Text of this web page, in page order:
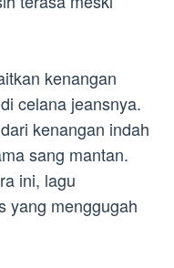
kenangan
celana jeansnya.
kenangan indah
sang mantan.
ini, lagu
yang menggugah